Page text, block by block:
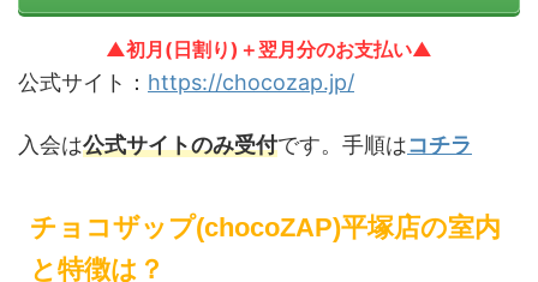
▲初月(日割り)＋翌月分のお支払い▲
公式サイト： https://chocozap.jp/
入会は公式サイトのみ受付です。手順はコチラ
チョコザップ(chocoZAP)平塚店の室内
と特徴は？